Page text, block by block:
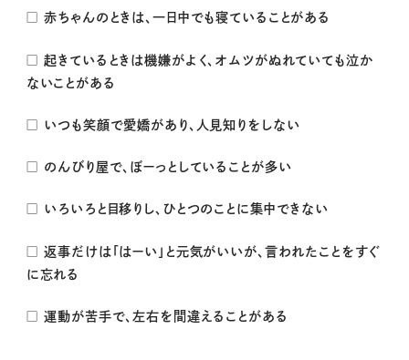
□ 赤ちゃんのときは、一日中でも寝ていることがある
□ 起きているときは機嫌がよく、オムツがぬれていても泣か
ないことがある
□ いつも笑顔で愛嬌があり、人見知りをしない
□ のんびり屋で、ぼーっとしていることが多い
□ いろいろと目移りし、ひとつのことに集中できない
□ 返事だけは「はーい」と元気がいいが、言われたことをすぐ
に忘れる
□ 運動が苦手で、左右を間違えることがある